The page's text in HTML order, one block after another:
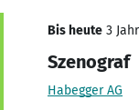
Bis heute 3
Szenograf
Habegger AG